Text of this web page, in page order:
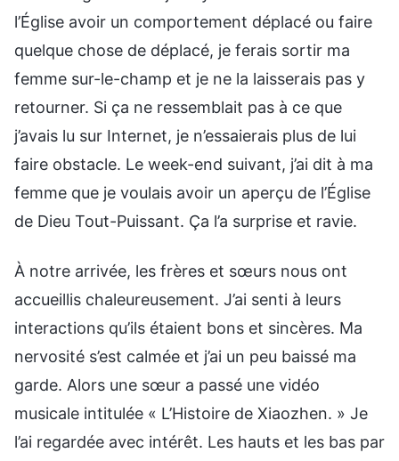
l’Église avoir un comportement déplacé ou faire
quelque chose de déplacé, je ferais sortir ma
femme sur-le-champ et je ne la laisserais pas y
retourner. Si ça ne ressemblait pas à ce que
j’avais lu sur Internet, je n’essaierais plus de lui
faire obstacle. Le week-end suivant, j’ai dit à ma
femme que je voulais avoir un aperçu de l’Église
de Dieu Tout-Puissant. Ça l’a surprise et ravie.
À notre arrivée, les frères et sœurs nous ont
accueillis chaleureusement. J’ai senti à leurs
interactions qu’ils étaient bons et sincères. Ma
nervosité s’est calmée et j’ai un peu baissé ma
garde. Alors une sœur a passé une vidéo
musicale intitulée « L’Histoire de Xiaozhen. » Je
l’ai regardée avec intérêt. Les hauts et les bas par